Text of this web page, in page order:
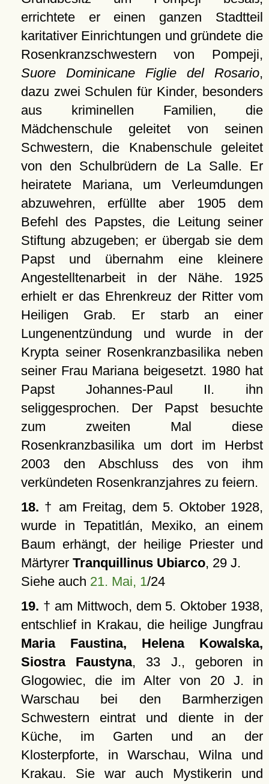
errichtete er einen ganzen Stadtteil
karitativer Einrichtungen und gründete die
Rosenkranzschwestern von Pompeji,
Suore Dominicane Figlie del Rosario,
dazu zwei Schulen für Kinder, besonders
aus kriminellen Familien, die
Mädchenschule geleitet von seinen
Schwestern, die Knabenschule geleitet
von den Schulbrüdern de La Salle. Er
heiratete Mariana, um Verleumdungen
abzuwehren, erfüllte aber 1905 dem
Befehl des Papstes, die Leitung seiner
Stiftung abzugeben; er übergab sie dem
Papst und übernahm eine kleinere
Angestelltenarbeit in der Nähe. 1925
erhielt er das Ehrenkreuz der Ritter vom
Heiligen Grab. Er starb an einer
Lungenentzündung und wurde in der
Krypta seiner Rosenkranzbasilika neben
seiner Frau Mariana beigesetzt. 1980 hat
Papst Johannes-Paul II. ihn
seliggesprochen. Der Papst besuchte
zum zweiten Mal diese
Rosenkranzbasilika um dort im Herbst
2003 den Abschluss des von ihm
verkündeten Rosenkranzjahres zu feiern.
18. † am Freitag, dem 5. Oktober 1928,
wurde in Tepatitlán, Mexiko, an einem
Baum erhängt, der heilige Priester und
Märtyrer Tranquillinus Ubiarco, 29 J.
Siehe auch 21. Mai, 1/24
19. † am Mittwoch, dem 5. Oktober 1938,
entschlief in Krakau, die heilige Jungfrau
Maria Faustina, Helena Kowalska,
Siostra Faustyna, 33 J., geboren in
Glogowiec, die im Alter von 20 J. in
Warschau bei den Barmherzigen
Schwestern eintrat und diente in der
Küche, im Garten und an der
Klosterpforte, in Warschau, Wilna und
Krakau. Sie war auch Mystikerin und